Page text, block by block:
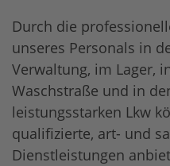
Durch die
unseres Personals in
Verwaltung, im Lager,
Waschstraße und in
leistungsstarken Lkw
qualifizierte, art- und
Dienstleistungen